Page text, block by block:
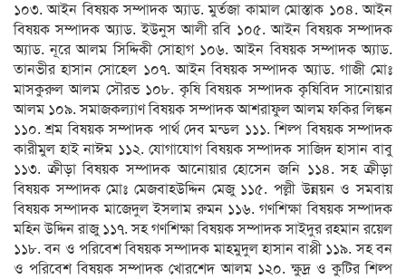
১০৩. আইন বিষয়ক সম্পাদক অ্যাড. মুর্তজা কামাল মোস্তাক ১০৪. আইন
বিষয়ক সম্পাদক অ্যাড. ইউনুস আলী রবি ১০৫. আইন বিষয়ক সম্পাদক
অ্যাড. নূরে আলম সিদ্দিকী সোহাগ ১০৬. আইন বিষয়ক সম্পাদক অ্যাড.
তানভীর হাসান সোহেল ১০৭. আইন বিষয়ক সম্পাদক অ্যাড. গাজী মোঃ
মাসকুরুল আলম সৌরভ ১০৮. কৃষি বিষয়ক সম্পাদক কৃষিবিদ সানোয়ার
আলম ১০৯. সমাজকল্যাণ বিষয়ক সম্পাদক আশরাফুল আলম ফকির লিঙ্কন
১১০. শ্রম বিষয়ক সম্পাদক পার্থ দেব মন্ডল ১১১. শিল্প বিষয়ক সম্পাদক
কারীমুল হাই নাঈম ১১২. যোগাযোগ বিষয়ক সম্পাদক সাজিদ হাসান বাবু
১১৩. ক্রীড়া বিষয়ক সম্পাদক আনোয়ার হোসেন জনি ১১৪. সহ ক্রীড়া
বিষয়ক সম্পাদক মোঃ মেজবাহউদ্দিন মেজু ১১৫. পল্লী উন্নয়ন ও সমবায়
বিষয়ক সম্পাদক মাজেদুল ইসলাম রুমন ১১৬. গণশিক্ষা বিষয়ক সম্পাদক
মহিন উদ্দিন রাজু ১১৭. সহ গণশিক্ষা বিষয়ক সম্পাদক সাইদুর রহমান রয়েল
১১৮. বন ও পরিবেশ বিষয়ক সম্পাদক মাহমুদুল হাসান বাপ্পী ১১৯. সহ বন
ও পরিবেশ বিষয়ক সম্পাদক খোরশেদ আলম ১২০. ক্ষুদ্র ও কুটির শিল্প